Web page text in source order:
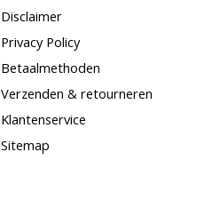
Disclaimer
Privacy Policy
Betaalmethoden
Verzenden & retourneren
Klantenservice
Sitemap